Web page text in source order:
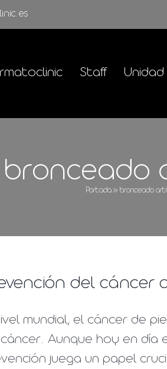
Staff Unidad
bronceado
Portada » bronceado
del cáncer
mundial, el cáncer de
Aunque hoy en día
juega un papel